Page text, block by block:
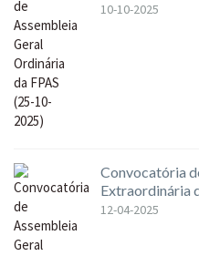
10-10-2025
Convocatória
Extraordinária
12-04-2025